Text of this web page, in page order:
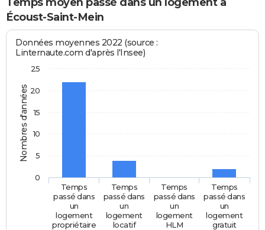
Écoust-Saint-Mein
Nombres d'années
Données moyennes 2022 (source :
Linternaute.com d'après l'Insee)
Temps
passé dans
un
logement
propriétaire
Temps
passé dans
un
logement
locatif
Temps
passé dans
un
logement
HLM
Temps
passé dans
un
logement
gratuit
0
5
10
15
20
25